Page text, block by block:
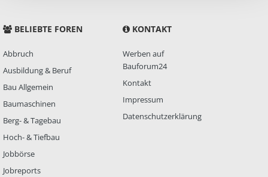
BELIEBTE FOREN
Abbruch
Ausbildung & Beruf
Bau Allgemein
Baumaschinen
Berg- & Tagebau
Hoch- & Tiefbau
Jobbörse
Jobreports
KONTAKT
Werben auf
Bauforum24
Kontakt
Impressum
Datenschutzerklärung